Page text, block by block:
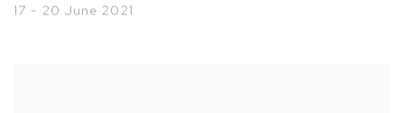
17 - 20 June 2021